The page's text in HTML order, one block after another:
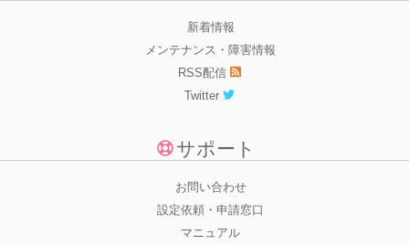
新着情報
メンテナンス・障害情報
RSS配信
Twitter
サポート
お問い合わせ
設定依頼・申請窓口
マニュアル